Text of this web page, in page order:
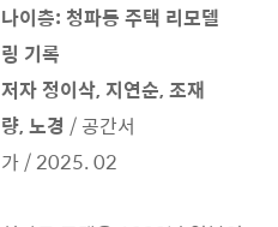
나이층: 청파동 주택 리모델
링 기록
저자 정이삭, 지연순, 조재
량, 노경 / 공간서
가 / 2025. 02